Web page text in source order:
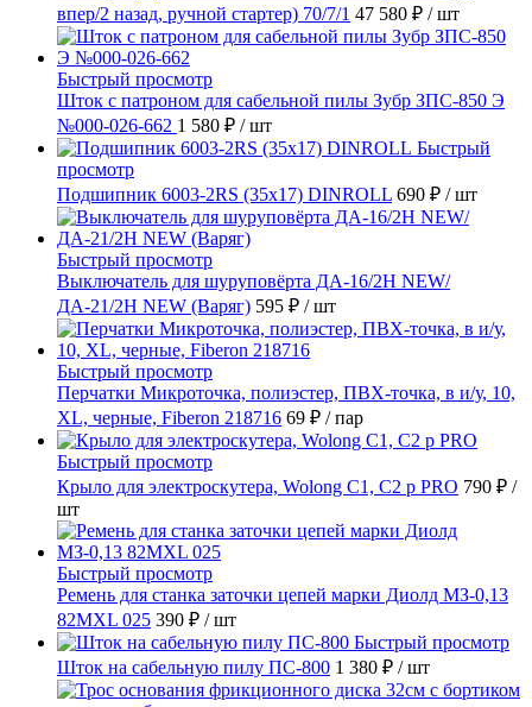
впер/2 назад, ручной стартер) 70/7/1 47 580 ₽ / шт
Быстрый просмотр
Шток с патроном для сабельной пилы Зубр ЗПС-850 Э
№000-026-662 1 580 ₽ / шт
Быстрый
просмотр
Подшипник 6003-2RS (35х17) DINROLL 690 ₽ / шт
Быстрый просмотр
Выключатель для шуруповёрта ДА-16/2Н NEW/
ДА-21/2Н NEW (Варяг) 595 ₽ / шт
Быстрый просмотр
Перчатки Микроточка, полиэстер, ПВХ-точка, в и/у, 10,
ХL, черные, Fiberon 218716 69 ₽ / пар
Быстрый просмотр
Крыло для электроскутера, Wolong С1, С2 p PRO 790 ₽ /
шт
Быстрый просмотр
Ремень для станка заточки цепей марки Диолд МЗ-0,13
82MXL 025 390 ₽ / шт
Быстрый просмотр
Шток на сабельную пилу ПС-800 1 380 ₽ / шт